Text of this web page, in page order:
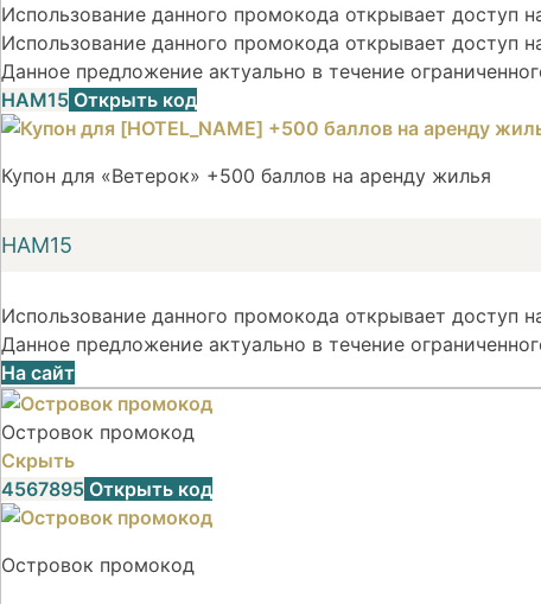
Использование данного промокода открывает доступ
Использование данного промокода открывает доступ
Данное предложение актуально в течение
НАМ15 Открыть код
Купон для «Ветерок» +500 баллов на аренду жилья
НАМ15
Использование данного промокода открывает доступ
Данное предложение актуально в течение
На сайт
Островок промокод
Скрыть
4567895 Открыть код
Островок промокод